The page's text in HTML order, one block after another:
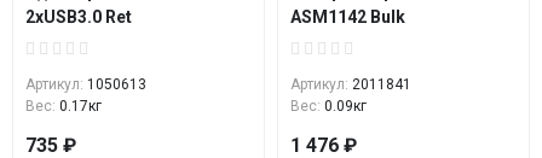
2xUSB3.0 Ret
Артикул: 1050613
Вес: 0.17кг
735 ₽
ASM1142 Bulk
Артикул: 2011841
Вес: 0.09кг
1 476 ₽